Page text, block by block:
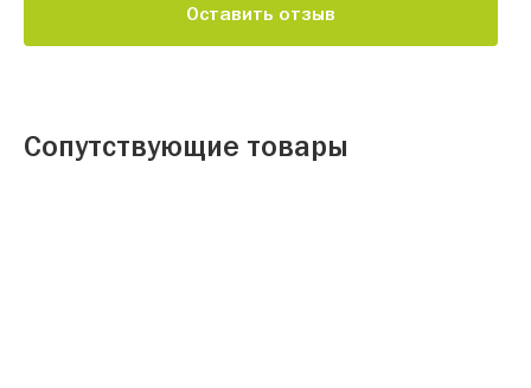
Оставить отзыв
Сопутствующие товары